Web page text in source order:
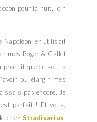
pour la nuit, loin
Napoléon Ier utilisait
Roger & Gallet
produit que ce soit la
pu élargir mes
pas encore. Je
parfait ! Et vous,
chez Stradivarius